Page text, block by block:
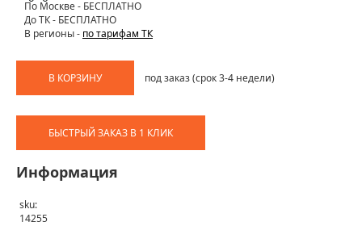
По Москве- БЕСПЛАТНО
До ТК - БЕСПЛАТНО
В регионы - по тарифам ТК
В КОРЗИНУ под заказ (срок 3-4 недели)
БЫСТРЫЙ ЗАКАЗ В 1 КЛИК
Информация
sku:
14255